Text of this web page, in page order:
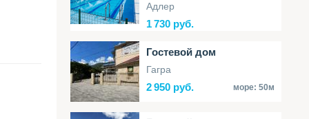
Адлер
1730 руб.
Гостевой дом
Гагра
2950 руб. море: 50м